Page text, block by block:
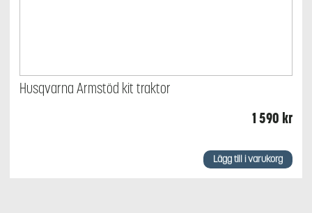
Husqvarna Armstöd kit traktor
1 590 kr
Lägg till i varukorg